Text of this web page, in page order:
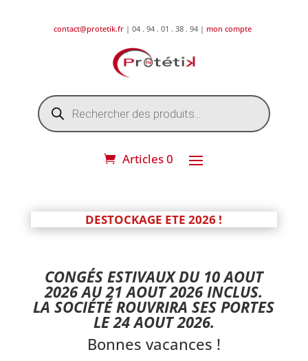
contact@protetik.fr | 04 . 94 . 01 . 38 . 94 | mon compte
Recherche
de
produits
Articles 0
DESTOCKAGE ETE 2026 !
CONGÉS ESTIVAUX DU 10 AOUT
2026 AU 21 AOUT 2026 INCLUS.
LA SOCIÉTÉ ROUVRIRA SES PORTES
LE 24 AOUT 2026.
Bonnes vacances !